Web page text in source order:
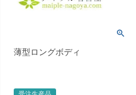
薄型ロングボディ